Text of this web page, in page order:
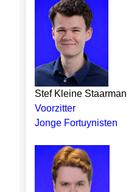
Stef Kleine Staarman
Voorzitter
Jonge Fortuynisten